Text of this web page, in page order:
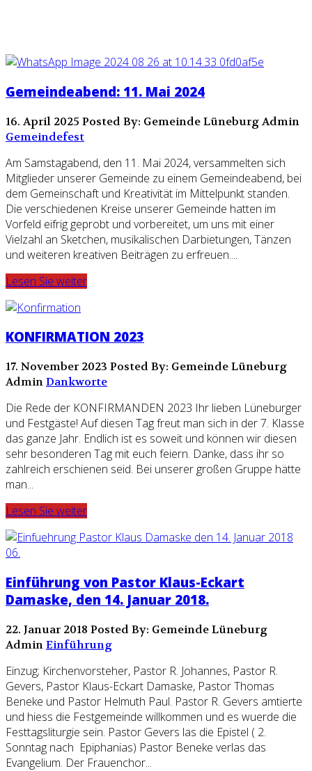
Gemeindeabend: 11. Mai 2024
16. April 2025 Posted By: Gemeinde Lüneburg Admin
Gemeindefest
Am Samstagabend, den 11. Mai 2024, versammelten sich
Mitglieder unserer Gemeinde zu einem Gemeindeabend, bei
dem Gemeinschaft und Kreativität im Mittelpunkt standen.
Die verschiedenen Kreise unserer Gemeinde hatten im
Vorfeld eifrig geprobt und vorbereitet, um uns mit einer
Vielzahl an Sketchen, musikalischen Darbietungen, Tänzen
und weiteren kreativen Beiträgen zu erfreuen....
Lesen Sie weiter
KONFIRMATION 2023
17. November 2023 Posted By: Gemeinde Lüneburg
AdminDankworte
Die Rede der KONFIRMANDEN 2023 Ihr lieben Lüneburger
und Festgäste! Auf diesen Tag freut man sich in der 7. Klasse
das ganze Jahr. Endlich ist es soweit und können wir diesen
sehr besonderen Tag mit euch feiern. Danke, dass ihr so
zahlreich erschienen seid. Bei unserer großen Gruppe hätte
man...
Lesen Sie weiter
Einführung von Pastor Klaus-Eckart
Damaske, den 14. Januar 2018.
22. Januar 2018 Posted By: Gemeinde Lüneburg
AdminEinführung
Einzug; Kirchenvorsteher, Pastor R. Johannes, Pastor R.
Gevers, Pastor Klaus-Eckart Damaske, Pastor Thomas
Beneke und Pastor Helmuth Paul. Pastor R. Gevers amtierte
und hiess die Festgemeinde willkommen und es wuerde die
Festtagsliturgie sein. Pastor Gevers las die Epistel ( 2.
Sonntag nach Epiphanias) Pastor Beneke verlas das
Evangelium. Der Frauenchor...